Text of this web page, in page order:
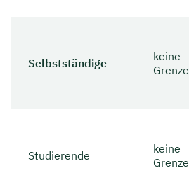
Selbstständige
keine
Grenze
Studierende
keine
Grenze